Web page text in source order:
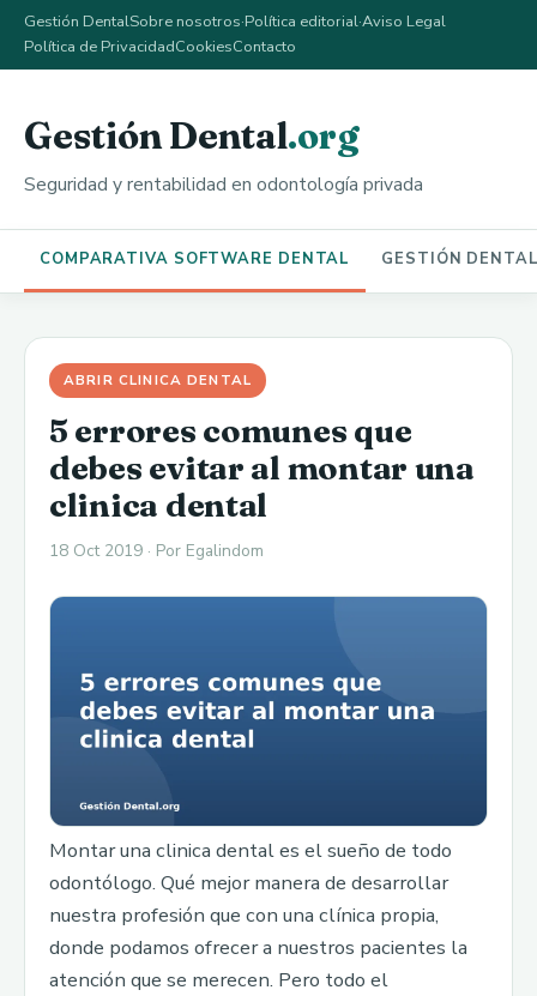
Gestión DentalSobre nosotros·Política editorial·Aviso Legal
Política de PrivacidadCookiesContacto
Gestión Dental.org
Seguridad y rentabilidad en odontología privada
COMPARATIVA SOFTWARE DENTAL GESTIÓN
ABRIR CLINICA DENTAL
5 errores comunes que
debes evitar al montar una
clinica dental
18 Oct 2019 · Por Egalindom
Montar una clinica dental es el sueño de todo
odontólogo. Qué mejor manera de desarrollar
nuestra profesión que con una clínica propia,
donde podamos ofrecer a nuestros pacientes la
atención que se merecen. Pero todo el